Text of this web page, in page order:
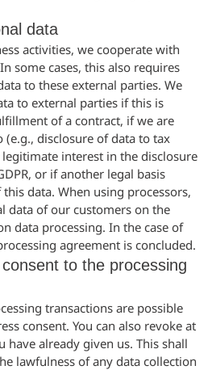
data
activities, we cooperate with
some cases, this also requires
to these external parties. We
to external parties if this is
of a contract, if we are
disclosure of data to tax
interest in the disclosure
or if another legal basis
data. When using processors,
data of our customers on the
data processing. In the case of
agreement is concluded.
to the processing
transactions are possible
consent. You can also revoke at
have already given us. This shall
lawfulness of any data collection